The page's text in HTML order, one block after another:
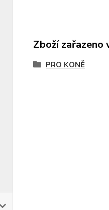
Zboží zařazeno
PRO KONĚ